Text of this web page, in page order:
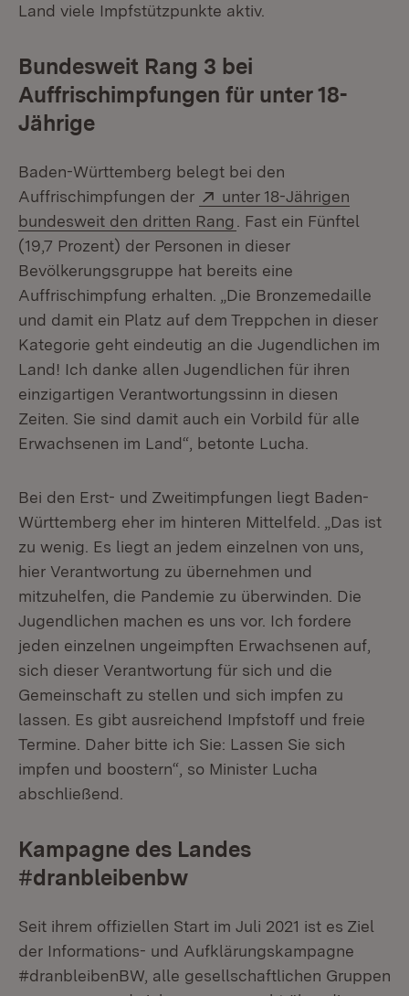
Land viele Impfstützpunkte aktiv.
Bundesweit Rang 3 bei
Auffrischimpfungen für unter 18-
Jährige
Baden-Württemberg belegt bei den
Auffrischimpfungen der
Extern:
unter 18-Jährigen
bundesweit den dritten Rang (Öffnet in neuem
. Fast ein Fünftel
(19,7 Prozent) der Personen in dieser
Bevölkerungsgruppe hat bereits eine
Auffrischimpfung erhalten. „Die Bronzemedaille
und damit ein Platz auf dem Treppchen in dieser
Kategorie geht eindeutig an die Jugendlichen im
Land! Ich danke allen Jugendlichen für ihren
einzigartigen Verantwortungssinn in diesen
Zeiten. Sie sind damit auch ein Vorbild für alle
Erwachsenen im Land“, betonte Lucha.
Bei den Erst- und Zweitimpfungen liegt Baden-
Württemberg eher im hinteren Mittelfeld. „Das ist
zu wenig. Es liegt an jedem einzelnen von uns,
hier Verantwortung zu übernehmen und
mitzuhelfen, die Pandemie zu überwinden. Die
Jugendlichen machen es uns vor. Ich fordere
jeden einzelnen ungeimpften Erwachsenen auf,
sich dieser Verantwortung für sich und die
Gemeinschaft zu stellen und sich impfen zu
lassen. Es gibt ausreichend Impfstoff und freie
Termine. Daher bitte ich Sie: Lassen Sie sich
impfen und boostern“, so Minister Lucha
abschließend.
Kampagne des Landes
#dranbleibenbw
Seit ihrem offiziellen Start im Juli 2021 ist es Ziel
der Informations- und Aufklärungskampagne
#dranbleibenBW, alle gesellschaftlichen Gruppen